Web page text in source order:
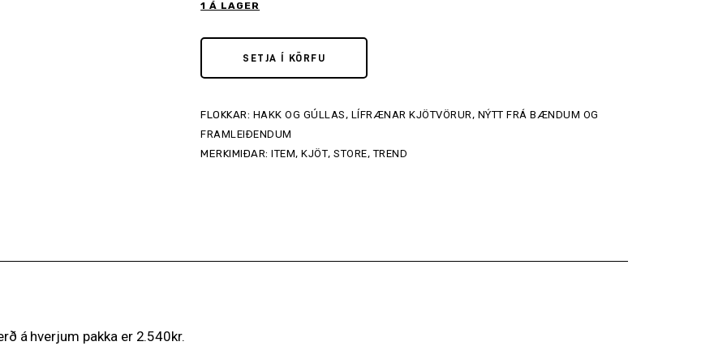
1 Á LAGER
SETJA Í KÖRFU
FLOKKAR: HAKK OG GÚLLAS, LÍFRÆNAR KJÖTVÖRUR, NÝTT FRÁ BÆNDUM OG
FRAMLEIÐENDUM
MERKIMIÐAR:ITEM,KJÖT,STORE,TREND
á hverjum pakka er 2.540kr.